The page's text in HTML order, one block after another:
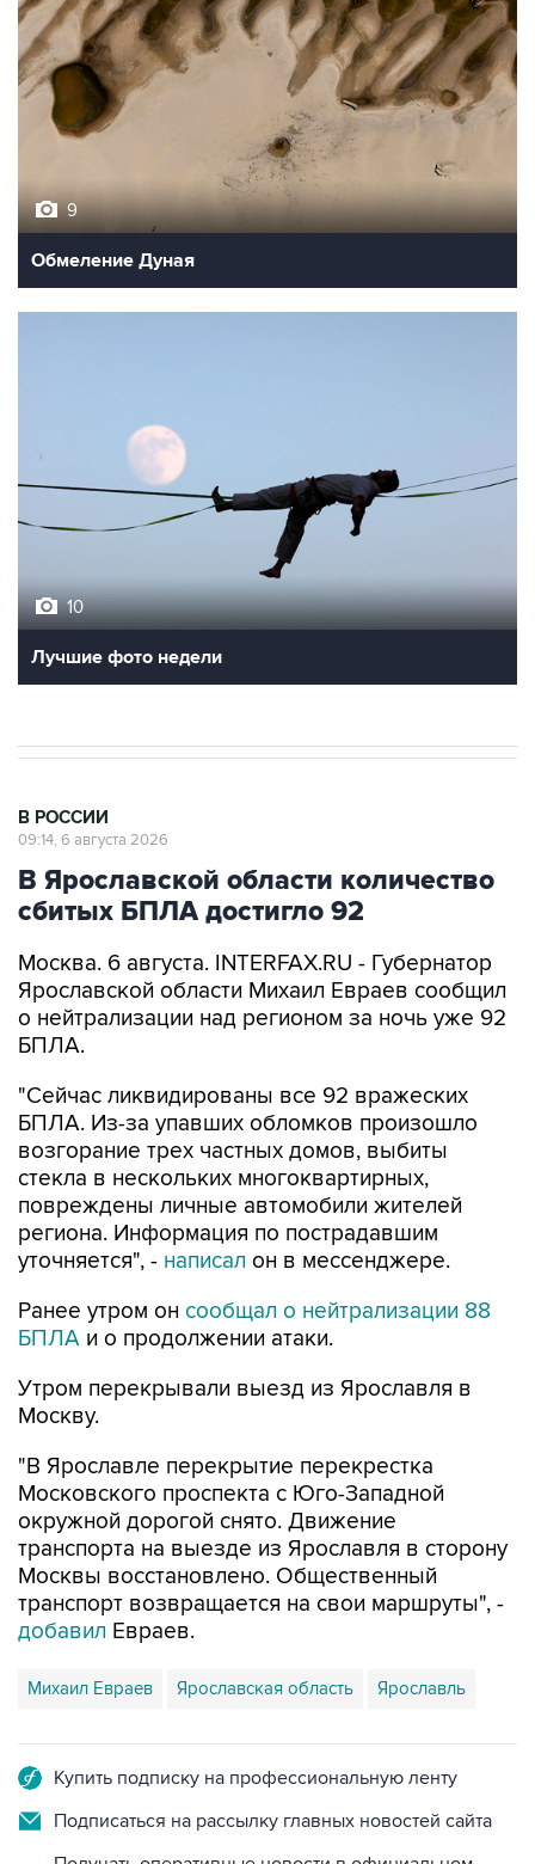
9
Обмеление Дуная
10
Лучшие фото недели
В РОССИИ
09:14, 6 августа 2026
В Ярославской области количество
сбитых БПЛА достигло 92
Москва. 6 августа. INTERFAX.RU - Губернатор
Ярославской области Михаил Евраев сообщил
о нейтрализации над регионом за ночь уже 92
БПЛА.
"Сейчас ликвидированы все 92 вражеских
БПЛА. Из-за упавших обломков произошло
возгорание трех частных домов, выбиты
стекла в нескольких многоквартирных,
повреждены личные автомобили жителей
региона. Информация по пострадавшим
уточняется", - написал он в мессенджере.
Ранее утром он сообщал о нейтрализации 88
БПЛА и о продолжении атаки.
Утром перекрывали выезд из Ярославля в
Москву.
"В Ярославле перекрытие перекрестка
Московского проспекта с Юго-Западной
окружной дорогой снято. Движение
транспорта на выезде из Ярославля в сторону
Москвы восстановлено. Общественный
транспорт возвращается на свои маршруты", -
добавил Евраев.
Михаил Евраев Ярославская область Ярославль
Купить подписку на профессиональную ленту
Подписаться на рассылку главных новостей сайта